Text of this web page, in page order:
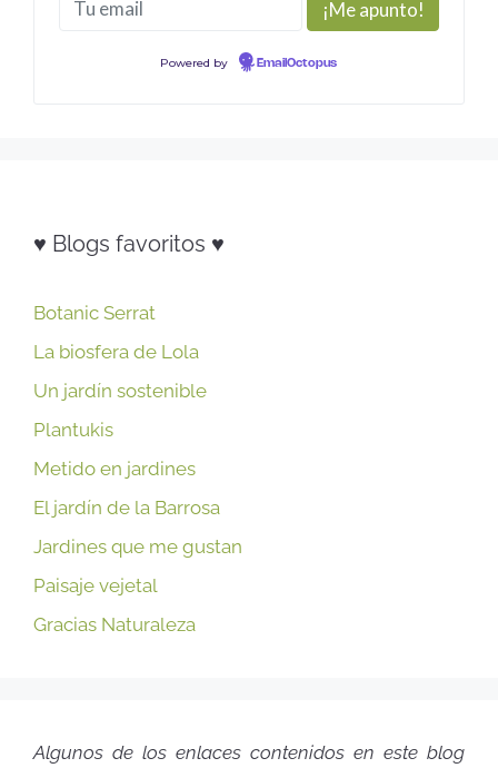
Powered by EmailOctopus
♥ Blogs favoritos ♥
Botanic Serrat
La biosfera de Lola
Un jardín sostenible
Plantukis
Metido en jardines
El jardín de la Barrosa
Jardines que me gustan
Paisaje vejetal
Gracias Naturaleza
Algunos de los enlaces contenidos en este blog